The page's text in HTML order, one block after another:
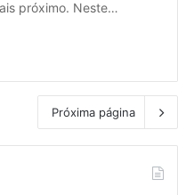
próximo. Neste…
Próxima página